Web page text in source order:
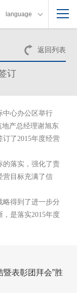
language
返回列表
订
中心办公区举行
产总经理谢旭东
订了2015年度经营
的落实，强化了责
营目标充满了信
略得到了进一步分
，是落实2015年度
表彰团拜会”胜